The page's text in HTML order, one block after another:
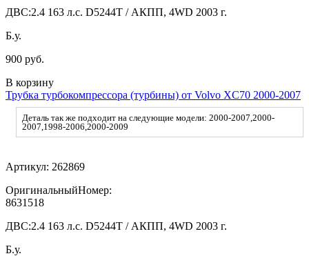
ДВС:2.4 163 л.с. D5244T / АКПП, 4WD 2003 г.
Б.у.
900 руб.
В корзину
Трубка турбокомпрессора (турбины) от Volvo XC70 2000-2007
Деталь так же подходит на следующие модели: 2000-2007,2000-
2007,1998-2006,2000-2009
Артикул: 262869
ОригинальныйНомер:
8631518
ДВС:2.4 163 л.с. D5244T / АКПП, 4WD 2003 г.
Б.у.